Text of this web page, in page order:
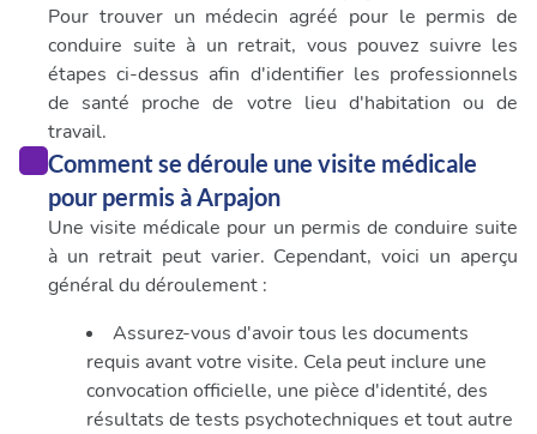
publicité et d'analyse, qui peuvent combiner celles-ci
avec d'autres informations que vous leur avez fournies
ou qu'ils ont collectées lors de votre utilisation de leurs
services.
Pour trouver un médecin agréé pour le permis de
conduire suite à un retrait, vous pouvez suivre les
étapes ci-dessus afin d'identifier les professionnels
de santé proche de votre lieu d'habitation ou de
travail.
Comment se déroule une visite médicale
pour permis à Arpajon
Une visite médicale pour un permis de conduire suite
à un retrait peut varier. Cependant, voici un aperçu
général du déroulement :
Assurez-vous d'avoir tous les documents
requis avant votre visite. Cela peut inclure une
convocation officielle, une pièce d'identité, des
résultats de tests psychotechniques et tout autre